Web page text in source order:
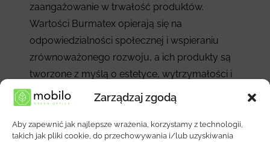
Zarządzaj zgodą
Aby zapewnić jak najlepsze wrażenia, korzystamy z technologii,
takich jak pliki cookie, do przechowywania i/lub uzyskiwania
zaangażowanie w trwałość produktów.
Wartości Burmatex opierają się na
odpowiedzialności społecznej i wspieraniu
zrównoważonego rozwoju, a ich produkty są
tworzone z myślą o estetyce, wytrzymałości i
komfortowym użytkowaniu w różnych
przestrzeniach komercyjnych.